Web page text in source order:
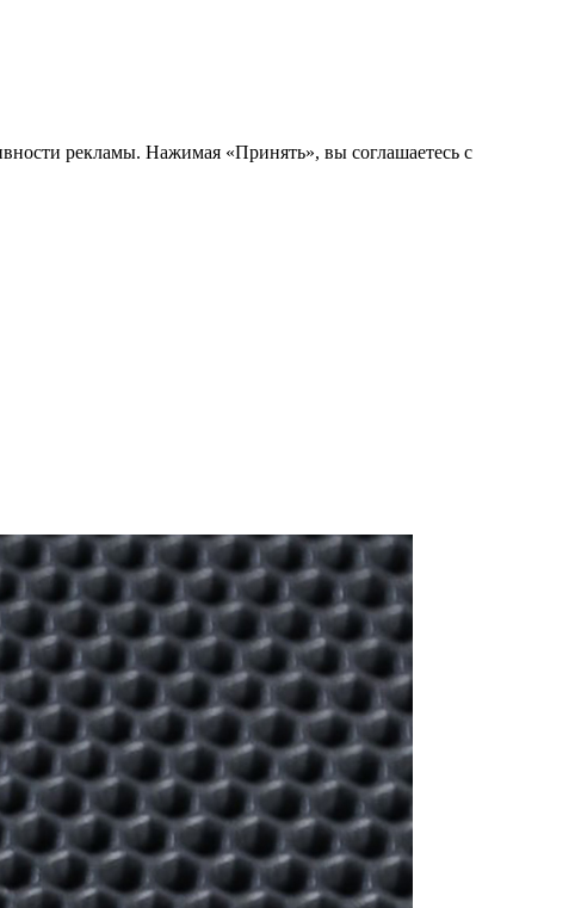
рекламы. Нажимая «Принять», вы соглашаетесь с